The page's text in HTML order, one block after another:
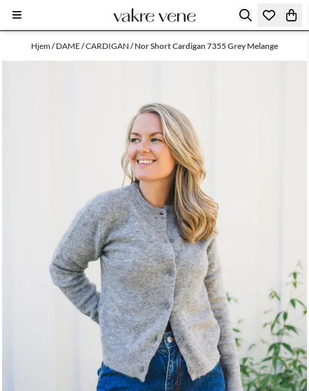
Hopp til innhold
Hjem/DAME/CARDIGAN /Nor Short Cardigan 7355 Grey Melange